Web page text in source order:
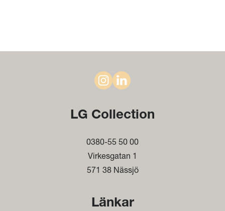
LG Collection
0380-55 50 00
Virkesgatan 1
571 38 Nässjö
Länkar